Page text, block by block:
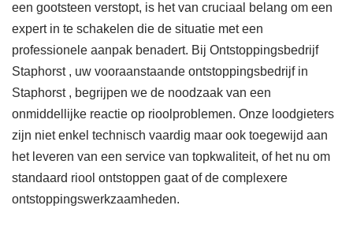
een gootsteen verstopt, is het van cruciaal belang om een
expert in te schakelen die de situatie met een
professionele aanpak benadert. Bij Ontstoppingsbedrijf
Staphorst , uw vooraanstaande ontstoppingsbedrijf in
Staphorst , begrijpen we de noodzaak van een
onmiddellijke reactie op rioolproblemen. Onze loodgieters
zijn niet enkel technisch vaardig maar ook toegewijd aan
het leveren van een service van topkwaliteit, of het nu om
standaard riool ontstoppen gaat of de complexere
ontstoppingswerkzaamheden.